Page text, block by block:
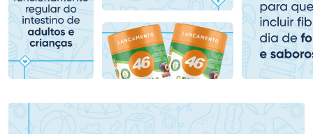
Comprar sem Desconto
Por R$ 80,99/cada
Comprar sem Desconto
Por R$ 80,99/cada
Comprar sem Desconto
Por R$ 79,19/cada
Comprar sem Desconto
Por R$ 79,19/cada